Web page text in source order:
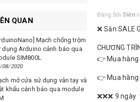
Đăng bởi Diễn
❌ Săn SALE
CHƯƠNG
👉 Mua
👉 Mua hàng
❌❌❌ 9
QUAN
Mạch chống trộm
dụng Arduino cảnh báo qua
SIM800L
08/2020
mở cửa sử dụng vân tay và
khẩu cảnh báo qua module